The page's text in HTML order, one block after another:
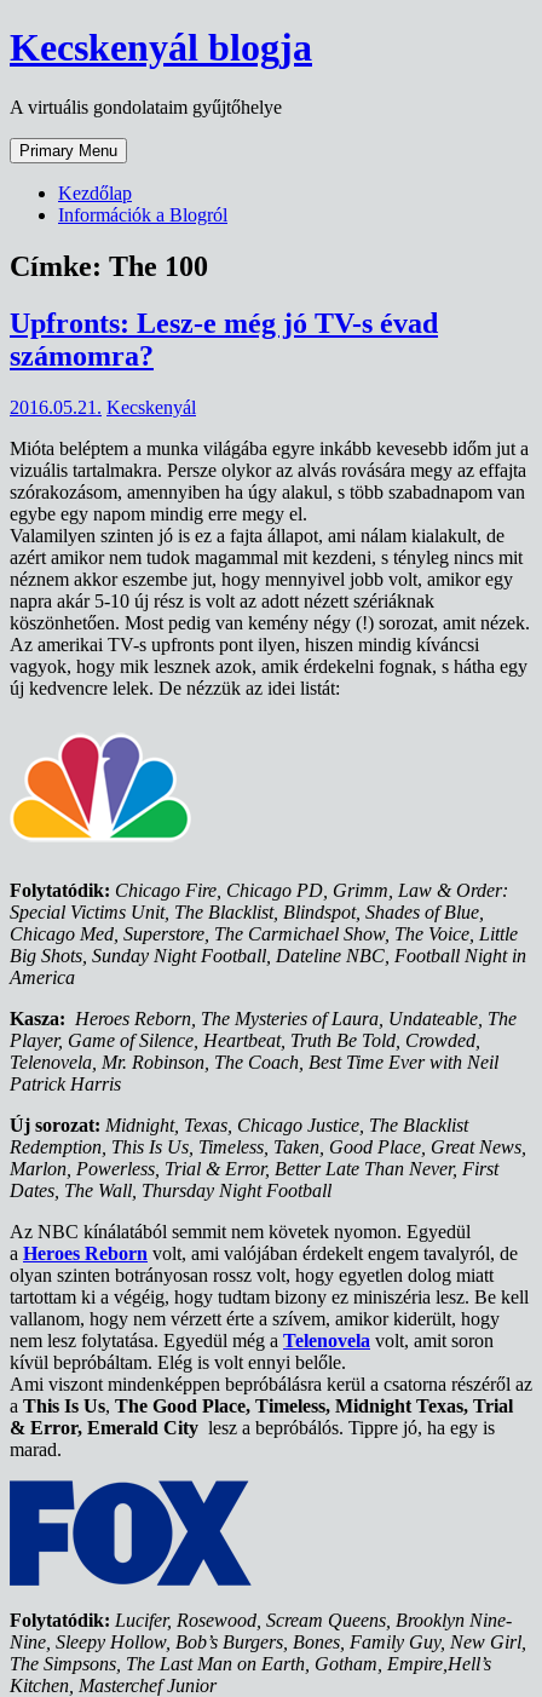
Skip
to
Kecskenyál blogja
A virtuális gondolataim gyűjtőhelye
Primary Menu
Kezdőlap
Információk a Blogról
Címke: The 100
Upfronts: Lesz-e még jó TV-s évad
számomra?
2016.05.21. Kecskenyál
Mióta beléptem a munka világába egyre inkább kevesebb időm jut a
vizuális tartalmakra. Persze olykor az alvás rovására megy az effajta
szórakozásom, amennyiben ha úgy alakul, s több szabadnapom van
egybe egy napom mindig erre megy el.
Valamilyen szinten jó is ez a fajta állapot, ami nálam kialakult, de
azért amikor nem tudok magammal mit kezdeni, s tényleg nincs mit
néznem akkor eszembe jut, hogy mennyivel jobb volt, amikor egy
napra akár 5-10 új rész is volt az adott nézett szériáknak
köszönhetően. Most pedig van kemény négy (!) sorozat, amit nézek.
Az amerikai TV-s upfronts pont ilyen, hiszen mindig kíváncsi
vagyok, hogy mik lesznek azok, amik érdekelni fognak, s hátha egy
új kedvencre lelek. De nézzük az idei listát:
Folytatódik: Chicago Fire, Chicago PD, Grimm, Law & Order:
Special Victims Unit, The Blacklist, Blindspot, Shades of Blue,
Chicago Med, Superstore, The Carmichael Show, The Voice, Little
Big Shots, Sunday Night Football, Dateline NBC, Football Night in
America
Kasza: Heroes Reborn, The Mysteries of Laura, Undateable, The
Player, Game of Silence, Heartbeat, Truth Be Told, Crowded,
Telenovela, Mr. Robinson, The Coach, Best Time Ever with Neil
Patrick Harris
Új sorozat: Midnight, Texas, Chicago Justice, The Blacklist
Redemption, This Is Us, Timeless, Taken, Good Place, Great News,
Marlon, Powerless, Trial & Error, Better Late Than Never, First
Dates, The Wall, Thursday Night Football
Az NBC kínálatából semmit nem követek nyomon. Egyedül
a Heroes Reborn volt, ami valójában érdekelt engem tavalyról, de
olyan szinten botrányosan rossz volt, hogy egyetlen dolog miatt
tartottam ki a végéig, hogy tudtam bizony ez miniszéria lesz. Be kell
vallanom, hogy nem vérzett érte a szívem, amikor kiderült, hogy
nem lesz folytatása. Egyedül még a Telenovela volt, amit soron
kívül bepróbáltam. Elég is volt ennyi belőle.
Ami viszont mindenképpen bepróbálásra kerül a csatorna részéről az
a This Is Us, The Good Place, Timeless, Midnight Texas, Trial
& Error, Emerald City lesz a bepróbálós. Tippre jó, ha egy is
marad.
Folytatódik: Lucifer, Rosewood, Scream Queens, Brooklyn Nine-
Nine, Sleepy Hollow, Bob’s Burgers, Bones, Family Guy, New Girl,
The Simpsons, The Last Man on Earth, Gotham, Empire,Hell’s
Kitchen, Masterchef Junior